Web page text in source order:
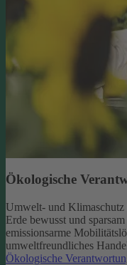
Ökologische
Umwelt- und Klimaschutz
Erde bewusst und
emissionsarme
umweltfreundliches
Ökologische